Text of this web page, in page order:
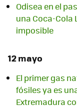
Odisea en el
una Coca-Cola
imposible
12 mayo
El primer gas
fósiles ya es
Extremadura